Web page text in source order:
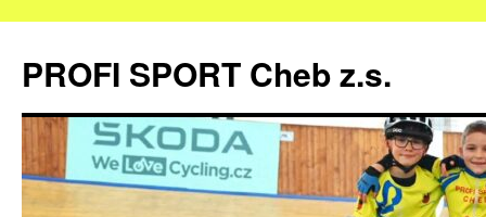
obsahu
webu
PROFI SPORT Cheb z.s.